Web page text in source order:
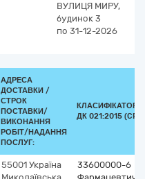
ВУЛИЦЯ МИРУ,
будинок 3
по 31-12-2026
АДРЕСА
ДОСТАВКИ /
СТРОК
ПОСТАВКИ/
ВИКОНАННЯ
РОБІТ/НАДАННЯ
ПОСЛУГ:
КЛАСИФІКАТОР
ДК 021:2015 (CPV)
55001 Україна
33600000-6